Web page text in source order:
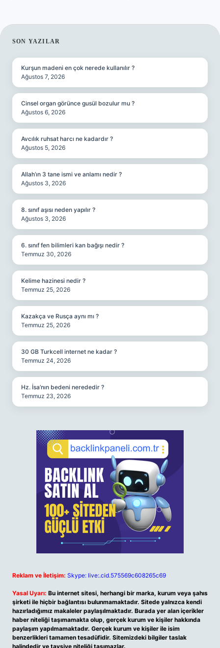
SIDEBAR
SON YAZILAR
Kurşun madeni en çok nerede kullanılır ?
Ağustos 7, 2026
Cinsel organ görünce gusül bozulur mu ?
Ağustos 6, 2026
Avcılık ruhsat harcı ne kadardır ?
Ağustos 5, 2026
Allah’ın 3 tane ismi ve anlamı nedir ?
Ağustos 3, 2026
8. sınıf aşısı neden yapılır ?
Ağustos 3, 2026
6. sınıf fen bilimleri kan bağışı nedir ?
Temmuz 30, 2026
Kelime hazinesi nedir ?
Temmuz 25, 2026
Kazakça ve Rusça aynı mı ?
Temmuz 25, 2026
30 GB Turkcell internet ne kadar ?
Temmuz 24, 2026
Hz. İsa’nın bedeni nerededir ?
Temmuz 23, 2026
Reklam ve İletişim: Skype: live:.cid.575569c608265c69
Yasal Uyarı: Bu internet sitesi, herhangi bir marka, kurum veya şahıs
şirketi ile hiçbir bağlantısı bulunmamaktadır. Sitede yalnızca kendi
hazırladığımız makaleler paylaşılmaktadır. Burada yer alan içerikler
haber niteliği taşımamakta olup, gerçek kurum ve kişiler hakkında
paylaşım yapılmamaktadır. Gerçek kurum ve kişiler ile isim
benzerlikleri tamamen tesadüfidir. Sitemizdeki bilgiler taslak
halindedir ve tavsiye niteliği taşımazlar.